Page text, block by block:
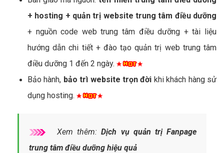
+ hosting + quản trị website trung tâm điều dưỡng
+ nguồn code web trung tâm điều dưỡng + tài liệu
hướng dẫn chi tiết + đào tạo quản trị web trung tâm
điều dưỡng 1 đến 2 ngày.
Bảo hành, bảo trì website trọn đời khi khách hàng sử
dụng hosting.
Xem thêm:Dịch vụ quản trị Fanpage
trung tâm điều dưỡng hiệu quả